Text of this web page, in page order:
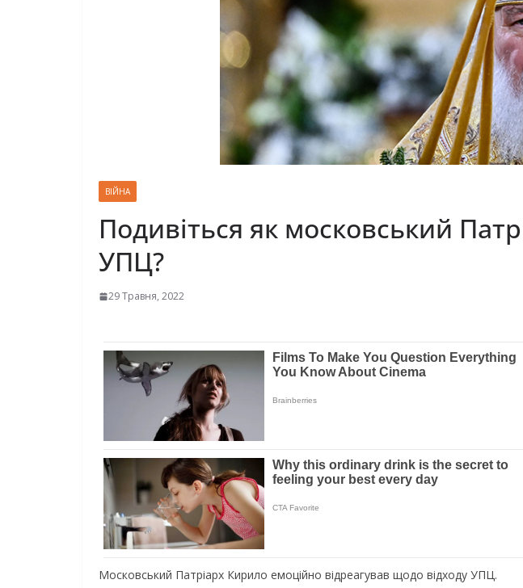
ВІЙНА
Подивіться як московський
УПЦ?
29 Травня, 2022
Московський Патріарх Кирило емоційно відреагував щодо відходу УПЦ.